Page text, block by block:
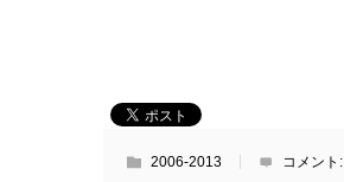
2006-2013 コメント: